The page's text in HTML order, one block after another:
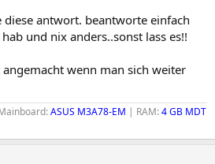
diese antwort. beantworte einfach
und nix anders..sonst lass es!!
wenn man sich weiter
ASUS M3A78-EM | RAM:4 GB MDT